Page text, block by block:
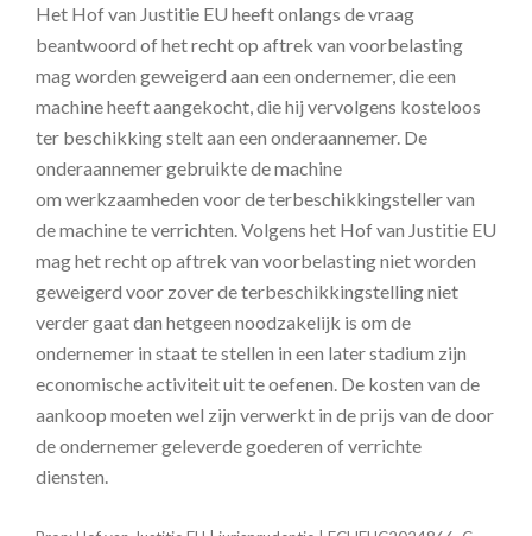
Het Hof van Justitie EU heeft onlangs de vraag
beantwoord of het recht op aftrek van voorbelasting
mag worden geweigerd aan een ondernemer, die een
machine heeft aangekocht, die hij vervolgens kosteloos
ter beschikking stelt aan een onderaannemer. De
onderaannemer gebruikte de machine
om werkzaamheden voor de terbeschikkingsteller van
de machine te verrichten. Volgens het Hof van Justitie EU
mag het recht op aftrek van voorbelasting niet worden
geweigerd voor zover de terbeschikkingstelling niet
verder gaat dan hetgeen noodzakelijk is om de
ondernemer in staat te stellen in een later stadium zijn
economische activiteit uit te oefenen. De kosten van de
aankoop moeten wel zijn verwerkt in de prijs van de door
de ondernemer geleverde goederen of verrichte
diensten.